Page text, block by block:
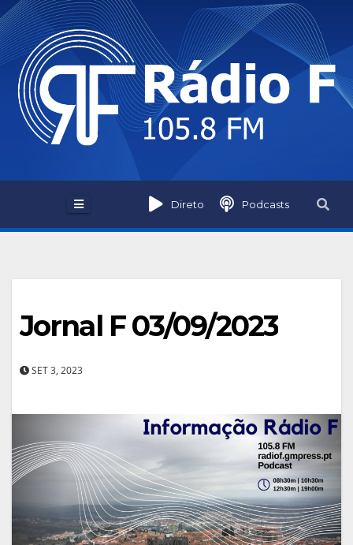
Skip
to
content
Direto Podcasts
Jornal F 03/09/2023
SET 3, 2023